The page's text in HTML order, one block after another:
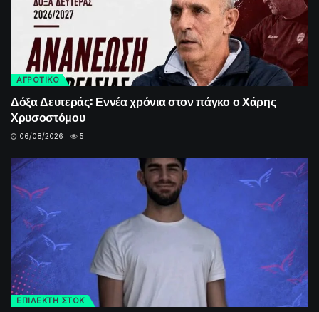
ΑΓΡΟΤΙΚΟ
Δόξα Δευτεράς: Εννέα χρόνια στον πάγκο ο Χάρης
Χρυσοστόμου
06/08/2026 5
ΕΠΙΛΕΚΤΗ ΣΤΟΚ